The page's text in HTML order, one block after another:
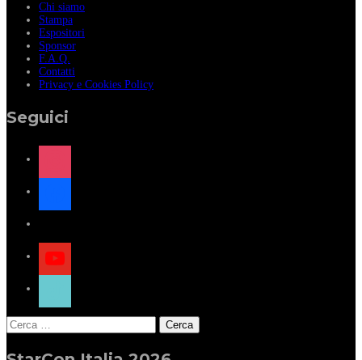
Chi siamo
Stampa
Espositori
Sponsor
F.A.Q.
Contatti
Privacy e Cookies Policy
Seguici
instagram
facebook
x
youtube
tiktok
Ricerca
per: